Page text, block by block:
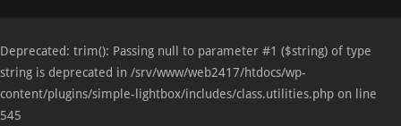
Deprecated: trim(): Passing null to parameter #1 ($string) of type
string is deprecated in /srv/www/web2417/htdocs/wp-
content/plugins/simple-lightbox/includes/class.utilities.php on line
545